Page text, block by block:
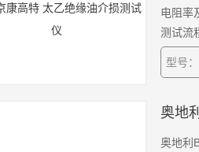
电阻率
测试流
们！
型号：
奥地
奥地利